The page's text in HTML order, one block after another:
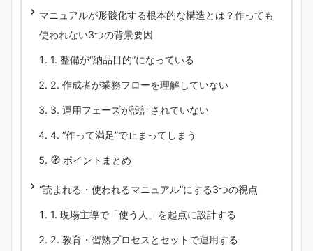
マニュアルが形骸化する根本的な構造とは？作っても
使われない3つの背景要因
1. 整備が“納品目的”になっている
2. 作成者が業務フローを理解していない
3. 運用フェーズが設計されていない
4. “作って満足”で止まってしまう
🧭 ポイントまとめ
“読まれる・使われるマニュアル”にする3つの視点
1. 現場主導で「使う人」を起点に設計する
2. 教育・習熟プロセスとセットで運用する